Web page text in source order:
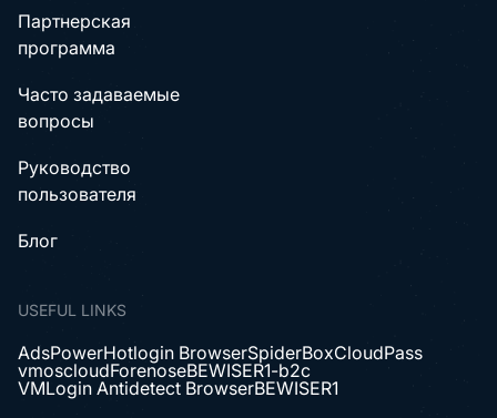
Партнерская
программа
Часто задаваемые
вопросы
Руководство
пользователя
Блог
USEFUL LINKS
AdsPowerHotlogin BrowserSpiderBoxCloudPass
vmoscloudForenoseBEWISER1-b2c
VMLogin Antidetect BrowserBEWISER1